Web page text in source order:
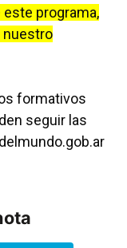
programa,
nuestro
formativos
seguir las